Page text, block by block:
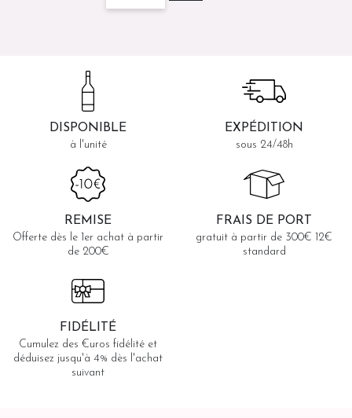
DISPONIBLE
à l'unité
EXPÉDITION
sous 24/48h
REMISE
Offerte dès le 1er achat à partir
de 200€
FRAIS DE PORT
gratuit à partir de 300€ 12€
standard
FIDÉLITÉ
Cumulez des €uros fidélité et
déduisez jusqu'à 4% dès l'achat
suivant